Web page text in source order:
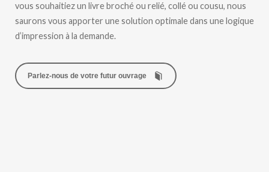
vous souhaitiez un livre broché ou relié, collé ou cousu, nous
saurons vous apporter une solution optimale dans une logique
d’impression à la demande.
Parlez-nous de votre futur ouvrage